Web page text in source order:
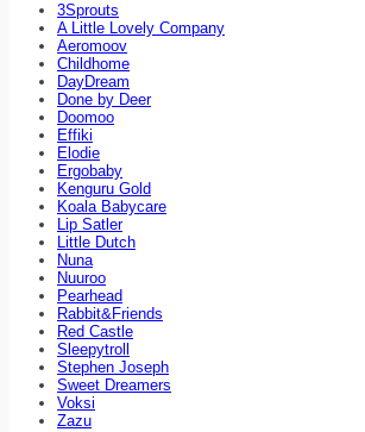
3Sprouts
A Little Lovely Company
Aeromoov
Childhome
DayDream
Done by Deer
Doomoo
Effiki
Elodie
Ergobaby
Kenguru Gold
Koala Babycare
Lip Satler
Little Dutch
Nuna
Nuuroo
Pearhead
Rabbit&Friends
Red Castle
Sleepytroll
Stephen Joseph
Sweet Dreamers
Voksi
Zazu